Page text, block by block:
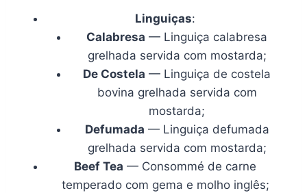
Linguiças:
Calabresa — Linguiça calabresa
grelhada servida com mostarda;
De Costela — Linguiça de costela
bovina grelhada servida com
mostarda;
Defumada — Linguiça defumada
grelhada servida com mostarda;
Beef Tea — Consommé de carne
temperado com gema e molho inglês;